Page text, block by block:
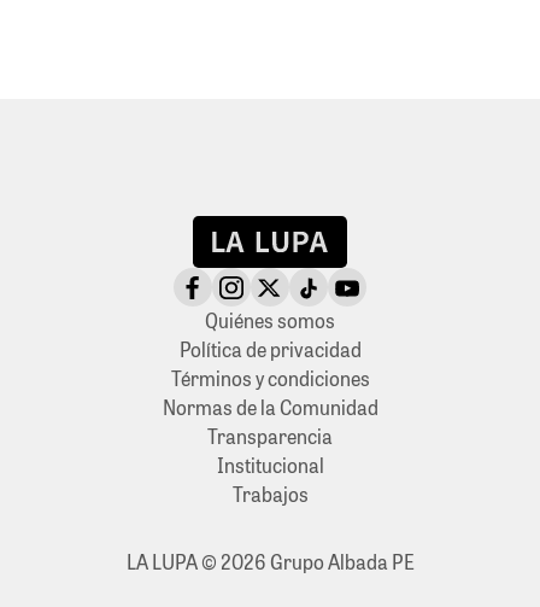
Quiénes somos
Política de privacidad
Términos y condiciones
Normas de la Comunidad
Transparencia
Institucional
Trabajos
LA LUPA © 2026 Grupo Albada PE